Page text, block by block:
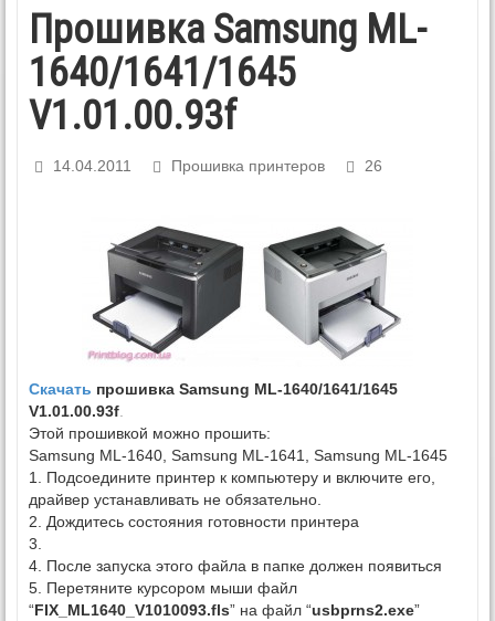
Прошивка Samsung ML-
1640/1641/1645
V1.01.00.93f
14.04.2011 Прошивка принтеров 26
Скачать прошивка Samsung ML-1640/1641/1645
V1.01.00.93f
Этой прошивкой можно прошить:
Samsung ML-1640, Samsung ML-1641, Samsung ML-1645
1. Подсоедините принтер к компьютеру и включите его,
драйвер устанавливать не обязательно.
2. Дождитесь состояния готовности принтера
3.
4. После запуска этого файла в папке должен появиться
5. Перетяните курсором мыши файл
“FIX_ML1640_V1010093.fls” на файл “usbprns2.exe”